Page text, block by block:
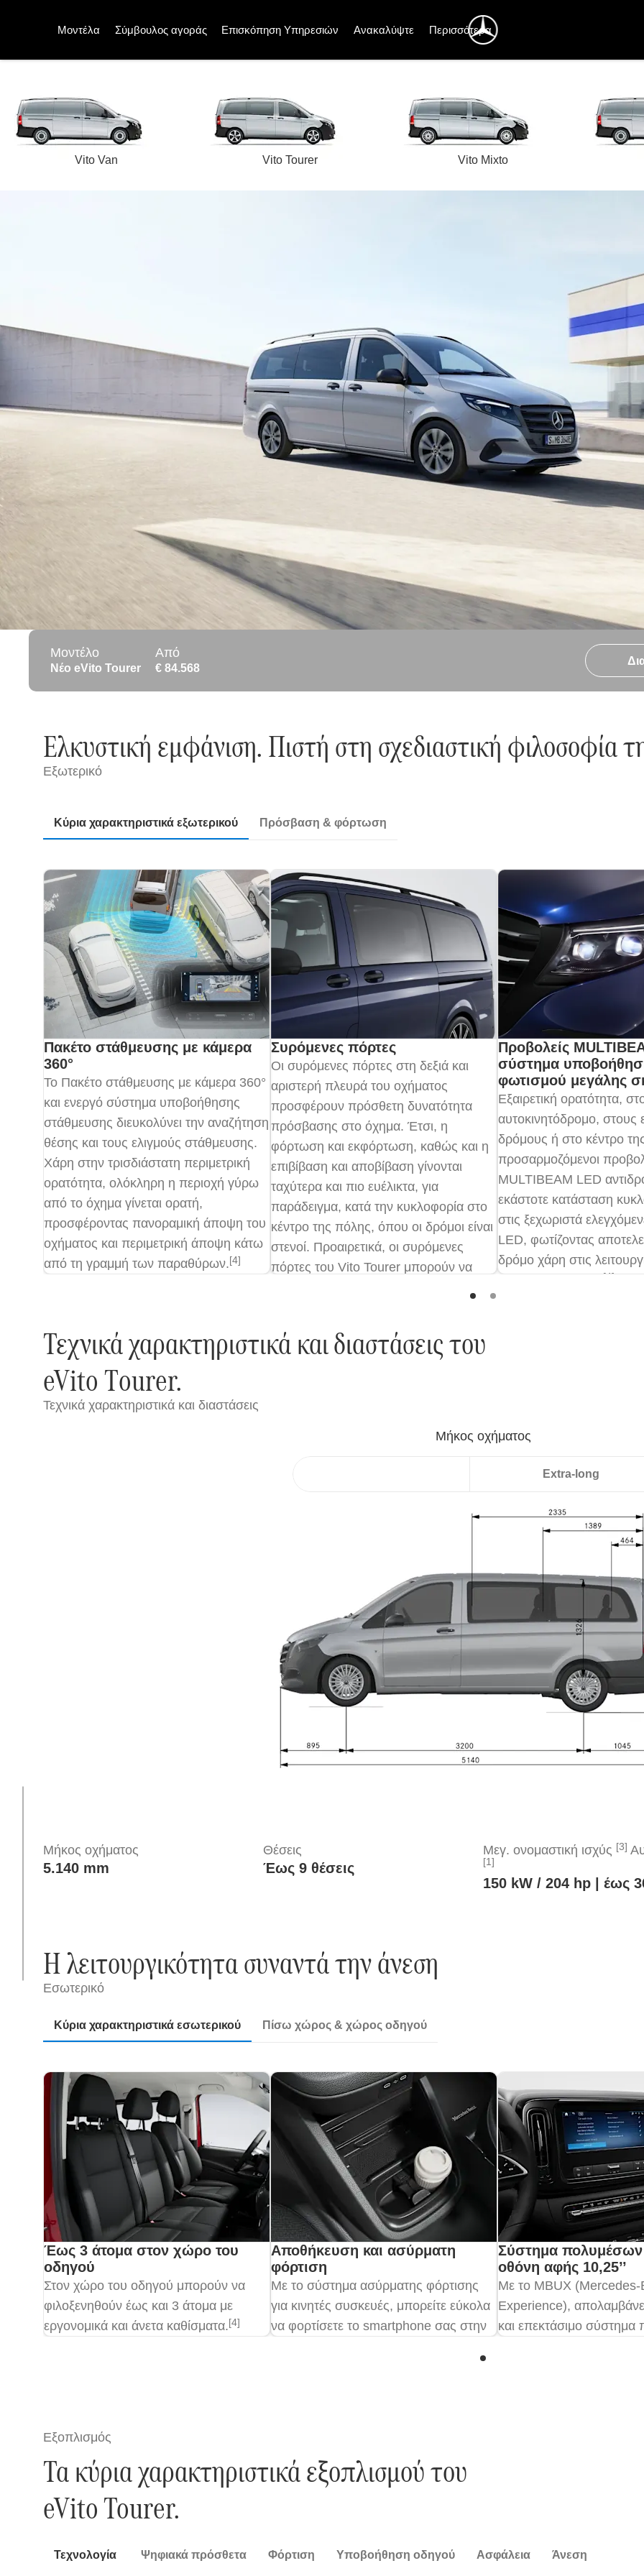
Μοντέλα Σύμβουλος αγοράς Επισκόπηση Υπηρεσιών Ανακαλύψτε Περισσότερα
Vito Van Vito Tourer Vito Mixto
Μοντέλο
Νέο eVito Tourer
Από
€ 84.568
Ελκυστική εμφάνιση. Πιστή στη σχεδιαστική φιλοσοφία
Εξωτερικό
Κύρια χαρακτηριστικά εξωτερικού Πρόσβαση & φόρτωση
Πακέτο στάθμευσης με κάμερα
360°
Το Πακέτο στάθμευσης με κάμερα 360°
και ενεργό σύστημα υποβοήθησης
στάθμευσης διευκολύνει την αναζήτηση
θέσης και τους ελιγμούς στάθμευσης.
Χάρη στην τρισδιάστατη περιμετρική
ορατότητα, ολόκληρη η περιοχή γύρω
από το όχημα γίνεται ορατή,
προσφέροντας πανοραμική άποψη του
οχήματος και περιμετρική άποψη κάτω
από τη γραμμή των παραθύρων.[4]
Συρόμενες πόρτες
Οι συρόμενες πόρτες στη δεξιά και
αριστερή πλευρά του οχήματος
προσφέρουν πρόσθετη δυνατότητα
πρόσβασης στο όχημα. Έτσι, η
φόρτωση και εκφόρτωση, καθώς και η
επιβίβαση και αποβίβαση γίνονται
ταχύτερα και πιο ευέλικτα, για
παράδειγμα, κατά την κυκλοφορία στο
κέντρο της πόλης, όπου οι δρόμοι είναι
στενοί. Προαιρετικά, οι συρόμενες
πόρτες του Vito Tourer μπορούν να
Προβολείς
σύστημα
φωτισμού μεγάλης
Εξαιρετική ορατότητα,
αυτοκινητόδρομο, στους
δρόμους ή στο κέντρο
προσαρμοζόμενοι
MULTIBEAM LED
εκάστοτε κατάσταση
στις ξεχωριστά
LED, φωτίζοντας
δρόμο χάρη στις
[4]
Τεχνικά χαρακτηριστικά και διαστάσεις του
eVito Τourer.
Τεχνικά χαρακτηριστικά και διαστάσεις
Extra-long
Μήκος οχήματος
5.140 mm
Θέσεις
Έως 9 θέσεις
Μεγ. ονομαστική ισχύς [3]
[1]
150 kW / 204 hp | έως
Η λειτουργικότητα συναντά την άνεση
Εσωτερικό
Κύρια χαρακτηριστικά εσωτερικού Πίσω χώρος & χώρος οδηγού
Έως 3 άτομα στον χώρο του
οδηγού
Στον χώρο του οδηγού μπορούν να
φιλοξενηθούν έως και 3 άτομα με
εργονομικά και άνετα καθίσματα.[4]
Αποθήκευση και ασύρματη
φόρτιση
Με το σύστημα ασύρματης φόρτισης
για κινητές συσκευές, μπορείτε εύκολα
να φορτίσετε το smartphone σας στην
Σύστημα πολυμέσων
οθόνη αφής 10,25’’
Με το MBUX
Experience),
και επεκτάσιμο
Εξοπλισμός
Τα κύρια χαρακτηριστικά εξοπλισμού του
eVito Tourer.
Τεχνολογία Ψηφιακά πρόσθετα Φόρτιση Υποβοήθηση οδηγού Ασφάλεια Άνεση